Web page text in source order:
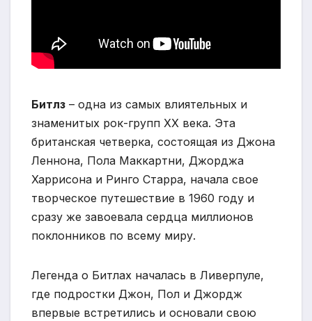
Битлз – одна из самых влиятельных и
знаменитых рок-групп XX века. Эта
британская четверка, состоящая из Джона
Леннона, Пола Маккартни, Джорджа
Харрисона и Ринго Старра, начала свое
творческое путешествие в 1960 году и
сразу же завоевала сердца миллионов
поклонников по всему миру.
Легенда о Битлах началась в Ливерпуле,
где подростки Джон, Пол и Джордж
впервые встретились и основали свою